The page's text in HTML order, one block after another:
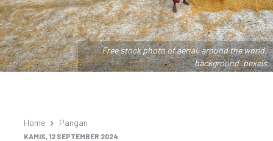
Free stock photo of aerial, around the world,
background .pexels
Home Pangan
KAMIS, 12 SEPTEMBER 2024